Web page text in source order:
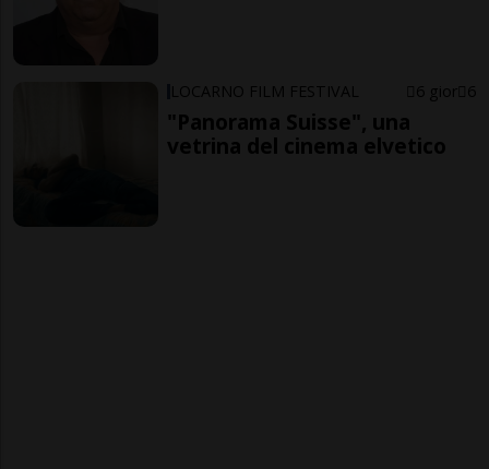
LOCARNO FILM FESTIVAL 6 gior 6
"Panorama Suisse", una
vetrina del cinema elvetico